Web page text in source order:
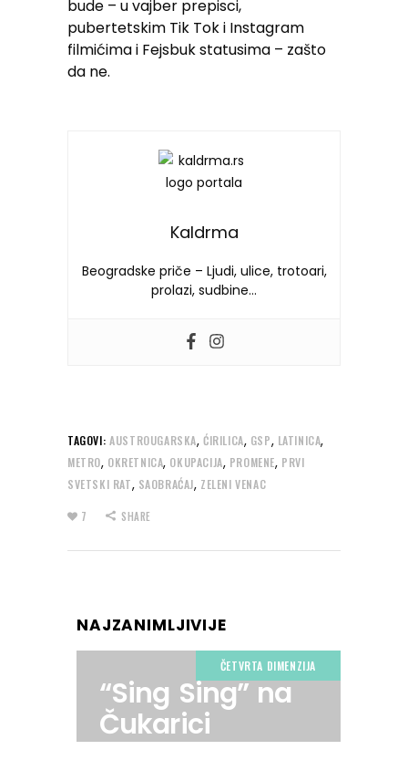
bude – u vajber prepisci,
pubertetskim Tik Tok i Instagram
filmićima i Fejsbuk statusima – zašto
da ne.
Kaldrma
Beogradske priče – Ljudi, ulice, trotoari,
prolazi, sudbine…
TAGOVI: AUSTROUGARSKA,ĆIRILICA, GSP, LATINICA,
METRO, OKRETNICA, OKUPACIJA, PROMENE, PRVI
SVETSKI RAT, SAOBRAĆAJ, ZELENI VENAC
7 SHARE
NAJZANIMLJIVIJE
ČETVRTA DIMENZIJA
“Sing Sing” na
Čukarici